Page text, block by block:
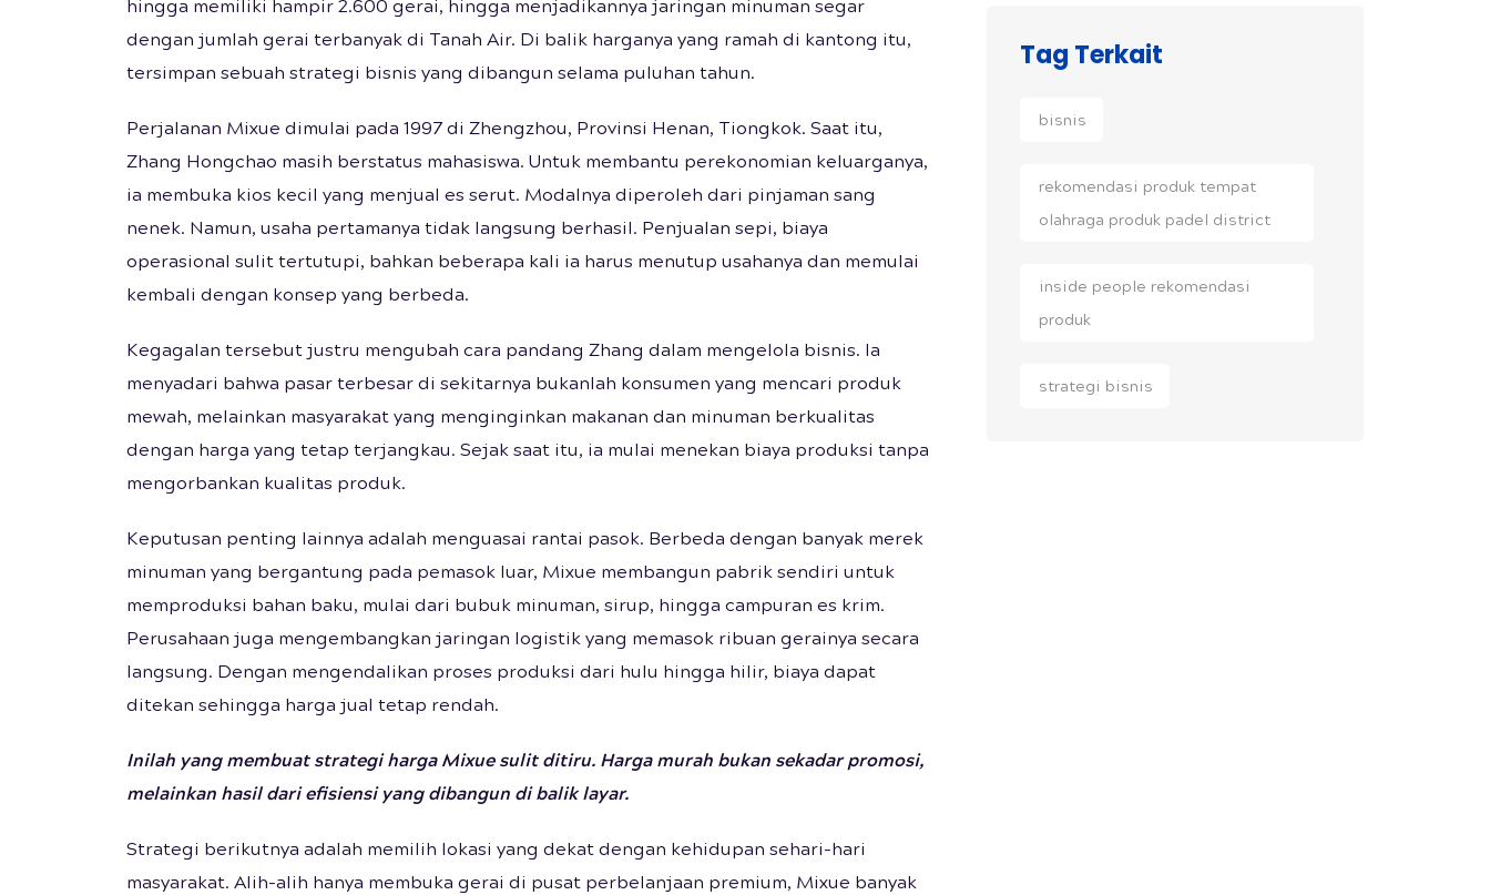
hingga memiliki hampir 2.600 gerai, hingga menjadikannya jaringan minuman segar
dengan jumlah gerai terbanyak di Tanah Air. Di balik harganya yang ramah di kantong itu,
tersimpan sebuah strategi bisnis yang dibangun selama puluhan tahun.
Perjalanan Mixue dimulai pada 1997 di Zhengzhou, Provinsi Henan, Tiongkok. Saat itu,
Zhang Hongchao masih berstatus mahasiswa. Untuk membantu perekonomian keluarganya,
ia membuka kios kecil yang menjual es serut. Modalnya diperoleh dari pinjaman sang
nenek. Namun, usaha pertamanya tidak langsung berhasil. Penjualan sepi, biaya
operasional sulit tertutupi, bahkan beberapa kali ia harus menutup usahanya dan memulai
kembali dengan konsep yang berbeda.
Kegagalan tersebut justru mengubah cara pandang Zhang dalam mengelola bisnis. Ia
menyadari bahwa pasar terbesar di sekitarnya bukanlah konsumen yang mencari produk
mewah, melainkan masyarakat yang menginginkan makanan dan minuman berkualitas
dengan harga yang tetap terjangkau. Sejak saat itu, ia mulai menekan biaya produksi tanpa
mengorbankan kualitas produk.
Keputusan penting lainnya adalah menguasai rantai pasok. Berbeda dengan banyak merek
minuman yang bergantung pada pemasok luar, Mixue membangun pabrik sendiri untuk
memproduksi bahan baku, mulai dari bubuk minuman, sirup, hingga campuran es krim.
Perusahaan juga mengembangkan jaringan logistik yang memasok ribuan gerainya secara
langsung. Dengan mengendalikan proses produksi dari hulu hingga hilir, biaya dapat
ditekan sehingga harga jual tetap rendah.
Inilah yang membuat strategi harga Mixue sulit ditiru. Harga murah bukan sekadar promosi,
melainkan hasil dari efisiensi yang dibangun di balik layar.
Strategi berikutnya adalah memilih lokasi yang dekat dengan kehidupan sehari-hari
masyarakat. Alih-alih hanya membuka gerai di pusat perbelanjaan premium, Mixue banyak
Tag Terkait
bisnis
rekomendasi produk tempat
olahraga produk padel district
inside people rekomendasi
produk
strategi bisnis